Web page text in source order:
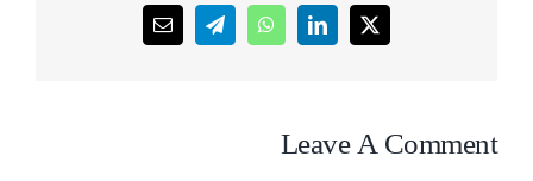
X
LinkedIn
WhatsApp
Telegram
Email
Leave A Comment